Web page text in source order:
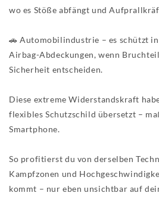
wo es Stöße abfängt und
🚗 Automobilindustrie – es schützt
Airbag-Abdeckungen, wenn
Sicherheit entscheiden.
Diese extreme Widerstandskraft
flexibles Schutzschild übersetzt –
Smartphone.
So profitierst du von derselben
Kampfzonen und
kommt – nur eben unsichtbar auf